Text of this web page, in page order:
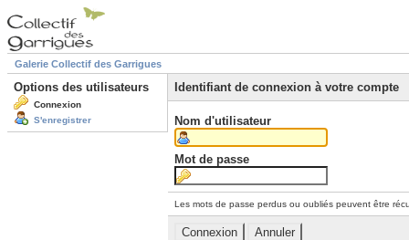
Galerie Collectif des Garrigues
Options des utilisateurs
Connexion
S'enregistrer
Identifiant de connexion à votre compte
Nom d'utilisateur
Mot de passe
Les mots de passe perdus ou oubliés peuvent être